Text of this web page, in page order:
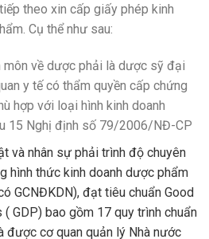
theo xin cấp giấy phép kinh
Cụ thể như sau:
môn về dược phải là dược sỹ đại
y tế có thẩm quyền cấp chứng
hợp với loại hình kinh doanh
15 Nghị định số 79/2006/NĐ-CP
và nhân sự phải trình độ chuyên
hình thức kinh doanh dược phẩm
GCNĐKDN), đạt tiêu chuẩn Good
GDP) bao gồm 17 quy trình chuẩn
được cơ quan quản lý Nhà nước